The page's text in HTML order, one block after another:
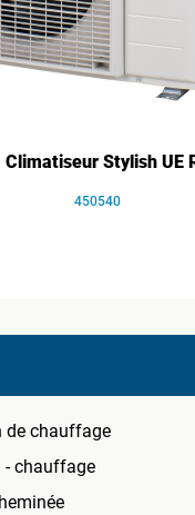
Climatiseur Stylish UE
450540
de chauffage
- chauffage